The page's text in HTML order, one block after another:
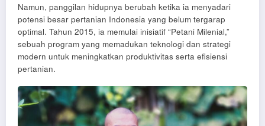
Namun, panggilan hidupnya berubah ketika ia menyadari
potensi besar pertanian Indonesia yang belum tergarap
optimal. Tahun 2015, ia memulai inisiatif “Petani Milenial,”
sebuah program yang memadukan teknologi dan strategi
modern untuk meningkatkan produktivitas serta efisiensi
pertanian.